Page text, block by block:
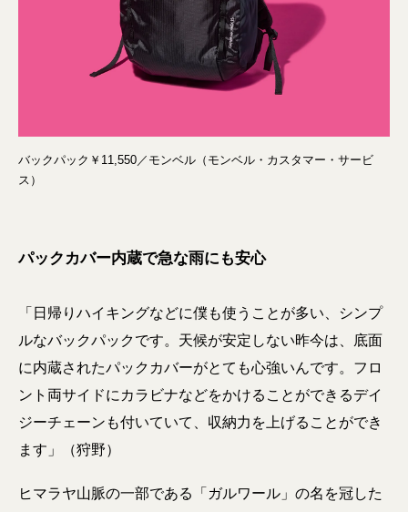
バックパック￥11,550／モンベル（モンベル・カスタマー・サービ
ス）
パックカバー内蔵で急な雨にも安心
「日帰りハイキングなどに僕も使うことが多い、シンプ
ルなバックパックです。天候が安定しない昨今は、底面
に内蔵されたパックカバーがとても心強いんです。フロ
ント両サイドにカラビナなどをかけることができるデイ
ジーチェーンも付いていて、収納力を上げることができ
ます」（狩野）
ヒマラヤ山脈の一部である「ガルワール」の名を冠した